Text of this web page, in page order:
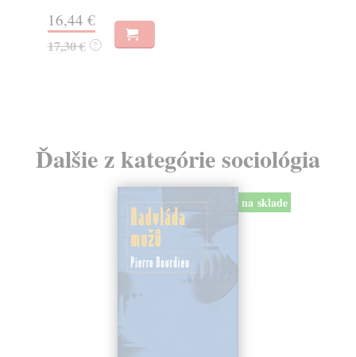
16,44 €
17,30 € ?
Ďalšie z kategórie sociológia
na sklade